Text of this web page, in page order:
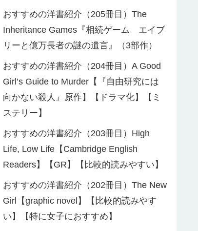
おすすめの洋書紹介（205冊目）The
Inheritance Games『相続ゲーム エイブ
リーと億万長者の謎の遺言』（3部作）
おすすめの洋書紹介（204冊目）A Good
Girl’s Guide to Murder【『自由研究には
向かない殺人』原作】【ドラマ化】【ミ
ステリー】
おすすめの洋書紹介（203冊目）High
Life, Low Life【Cambridge English
Readers】【GR】【比較的読みやすい】
おすすめの洋書紹介（202冊目）The New
Girl【graphic novel】【比較的読みやす
い】【特に女子におすすめ】